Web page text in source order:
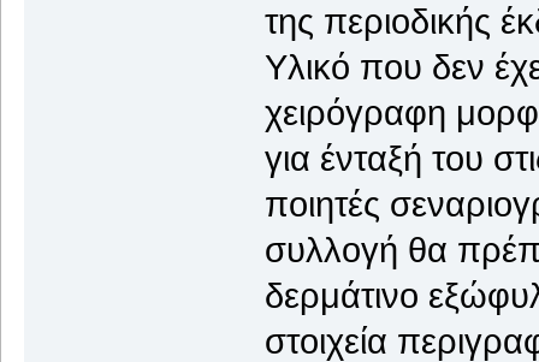
της περιοδικής
Υλικό που δεν
χειρόγραφη
για ένταξή του
ποιητές
συλλογή θα
δερμάτινο
στοιχεία